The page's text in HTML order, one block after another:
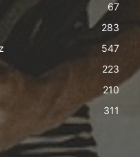
67
283
547
223
210
311